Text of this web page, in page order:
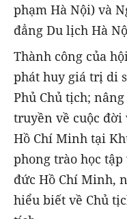
phạm Hà Nội) và
đẳng Du lịch Hà
Thành công của
phát huy giá trị di
Phủ Chủ tịch;
truyền về cuộc đời
Hồ Chí Minh tại
phong trào học
đức Hồ Chí Minh,
hiểu biết về Chủ